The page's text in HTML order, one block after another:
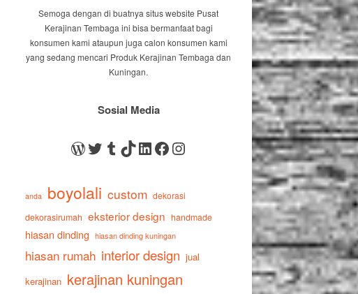
Semoga dengan di buatnya situs website Pusat
Kerajinan Tembaga ini bisa bermanfaat bagi
konsumen kami ataupun juga calon konsumen kami
yang sedang mencari Produk Kerajinan Tembaga dan
Kuningan.
Sosial Media
WordPress
Twitter
Tumblr
TikTok
LinkedIn
Facebook
Instagram
anda boyolali custom dekorasi
dekorasirumah eksterior design handmade
hiasan dinding hiasan dinding kuningan
hiasan rumah interior design jual
kerajinan kerajinan kuningan